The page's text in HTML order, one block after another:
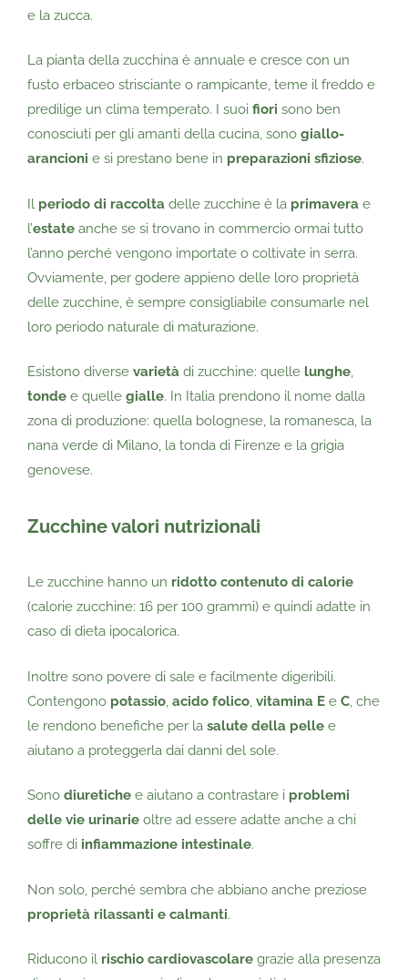
e la zucca.
La pianta della zucchina è annuale e cresce con un
fusto erbaceo strisciante o rampicante, teme il freddo e
predilige un clima temperato. I suoi fiori sono ben
conosciuti per gli amanti della cucina, sono giallo-
arancioni e si prestano bene in preparazioni sfiziose.
Il periodo di raccolta delle zucchine è la primavera e
l’estate anche se si trovano in commercio ormai tutto
l’anno perché vengono importate o coltivate in serra.
Ovviamente, per godere appieno delle loro proprietà
delle zucchine, è sempre consigliabile consumarle nel
loro periodo naturale di maturazione.
Esistono diverse varietà di zucchine: quelle lunghe,
tonde e quelle gialle. In Italia prendono il nome dalla
zona di produzione: quella bolognese, la romanesca, la
nana verde di Milano, la tonda di Firenze e la grigia
genovese.
Zucchine valori nutrizionali
Le zucchine hanno un ridotto contenuto di calorie
(calorie zucchine: 16 per 100 grammi) e quindi adatte in
caso di dieta ipocalorica.
Inoltre sono povere di sale e facilmente digeribili.
Contengono potassio acido folico vitamina E e C , che
le rendono benefiche per la salute della pelle e
aiutano a proteggerla dai danni del sole.
Sono diuretiche e aiutano a contrastare i problemi
delle vie urinarie oltre ad essere adatte anche a chi
soffre di infiammazione intestinale.
Non solo, perché sembra che abbiano anche preziose
proprietà rilassanti e calmanti.
Riducono il rischio cardiovascolare grazie alla presenza